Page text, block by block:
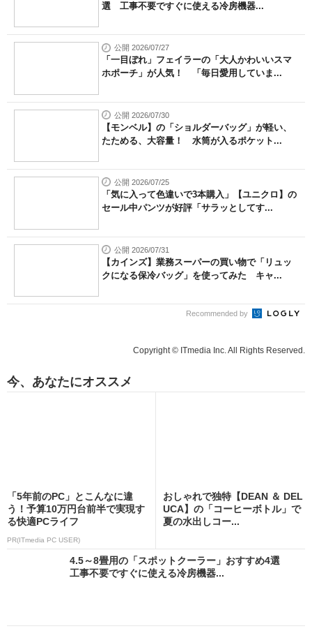
選 工事不要ですぐに使える冷房機器...
公開 2026/07/27
「一目ぼれ」フェイラーの「大人かわいいスマ
ホポーチ」が人気！ 「毎日愛用していま...
公開 2026/07/30
【モンベル】の「ショルダーバッグ」が軽い、
たためる、大容量！ 水筒が入るポケット...
公開 2026/07/25
「気に入って色違いで3本購入」【ユニクロ】の
セール中パンツが好評「サラッとしてす...
公開 2026/07/31
【カインズ】業務スーパーの買い物で「リュッ
クになる保冷バッグ」を使ってみた キャ...
Recommended by
Copyright © ITmedia Inc. All Rights Reserved.
今、あなたにオススメ
「5年前のPC」とこんなに違
う！予算10万円台前半で実現す
る快適PCライフ
PR(ITmedia PC USER)
おしゃれで独特【DEAN ＆ DEL
UCA】の「コーヒーボトル」で
夏の水出しコー...
4.5～8畳用の「スポットクーラー」おすすめ4選
工事不要ですぐに使える冷房機器...